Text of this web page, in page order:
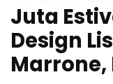
Juta
Design
Marrone,